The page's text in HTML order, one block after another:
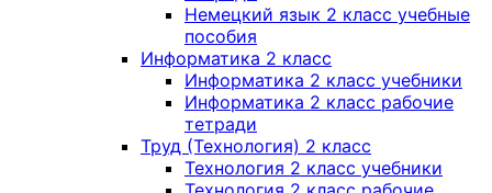
Немецкий язык 2 класс учебные
пособия
Информатика 2 класс
Информатика 2 класс учебники
Информатика 2 класс рабочие
тетради
Труд (Технология) 2 класс
Технология 2 класс учебники